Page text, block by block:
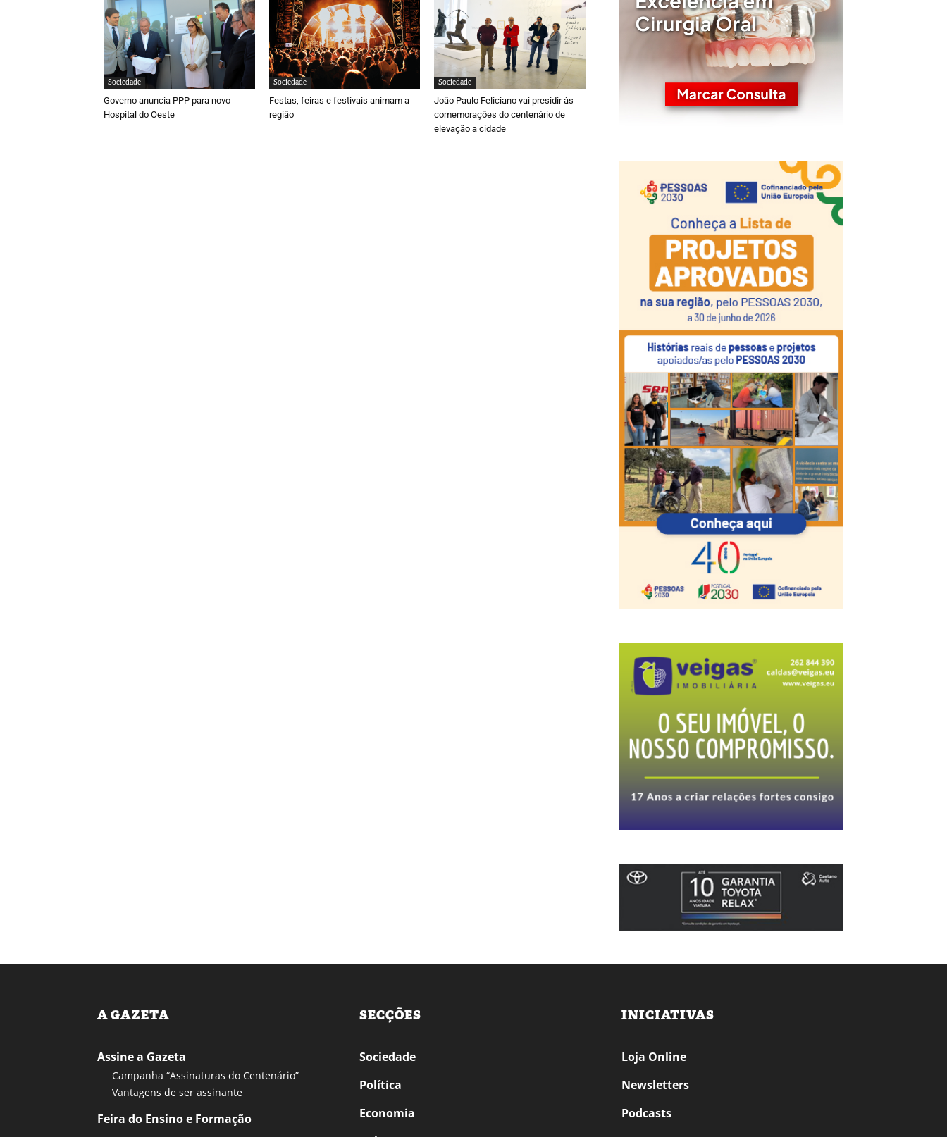
Sociedade
Governo anuncia PPP para novo
Hospital do Oeste
Sociedade
Festas, feiras e festivais animam a
região
Sociedade
João Paulo Feliciano vai presidir às
comemorações do centenário de
elevação a cidade
A GAZETA
Assine a Gazeta
Campanha “Assinaturas do Centenário”
Vantagens de ser assinante
Feira do Ensino e Formação
SECÇÕES
Sociedade
Política
Economia
INICIATIVAS
Loja Online
Newsletters
Podcasts